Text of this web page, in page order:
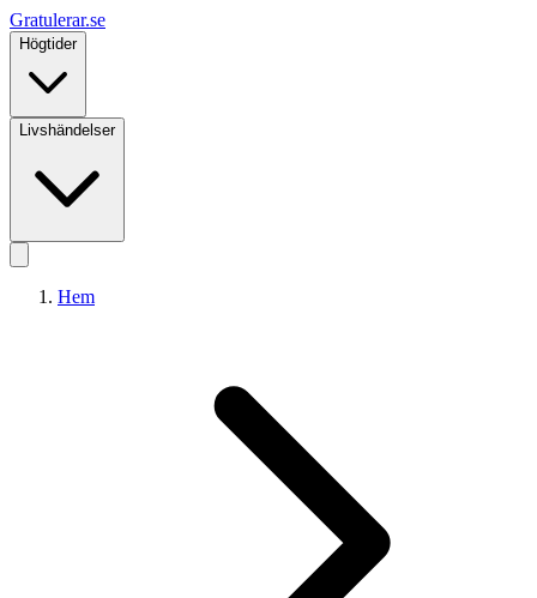
Gratulerar.se
Högtider
Livshändelser
Hem